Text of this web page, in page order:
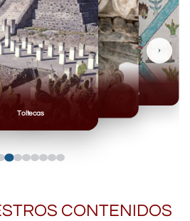
Toltecas
Mexicas
›
CONTENIDOS